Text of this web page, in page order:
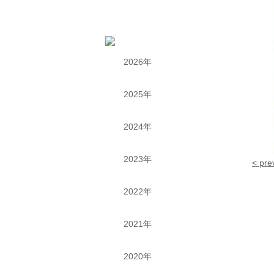
<
2026年
2025年
2024年
2023年
2022年
2021年
2020年